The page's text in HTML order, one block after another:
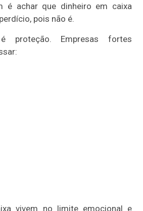
é achar que dinheiro em caixa
pois não é.
proteção. Empresas fortes
vivem no limite emocional e